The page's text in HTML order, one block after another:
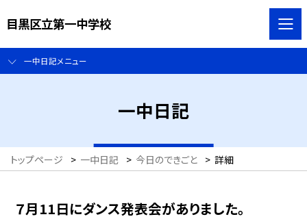
目黒区立第一中学校
一中日記メニュー
一中日記
トップページ > 一中日記 > 今日のできごと > 詳細
７月11日にダンス発表会がありました。